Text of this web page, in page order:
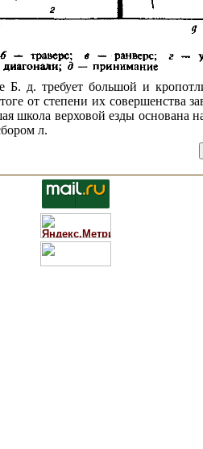
Б. д. требует большой и
от степени их совершенства
школа верховой езды основана
л.